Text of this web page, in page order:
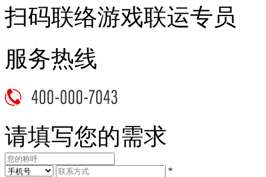
扫码联络游戏联运专员
服务热线
请填写您的需求
*